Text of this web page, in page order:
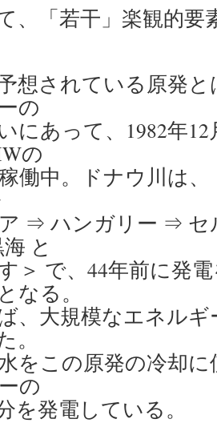
、「若干」楽観的要
想されている原発
の
にあって、1982年
の
働中。ドナウ川は
⇒ ハンガリー ⇒
と
＞ で、44年前に発
なる。
、大規模なエネル
。
をこの原発の冷却
の
を発電している。